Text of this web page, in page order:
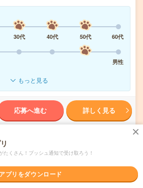
30代 40代 50代
60代
男性
もっと見る
応募へ進む 詳しく見る
キレイオフィス！チェック
たくさん！プッシュ通知で受け取ろう！
アプリをダウンロード